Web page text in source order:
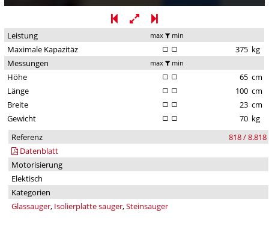
Leistung max min
Maximale Kapazitäz 375 kg
Messungen
max min
Höhe 65 cm
Länge
100 cm
Breite
23 cm
Gewicht
70 kg
Referenz
818 / 8.818
Datenblatt
Motorisierung
Elektisch
Kategorien
Glassauger, Isolierplatte sauger,Steinsauger